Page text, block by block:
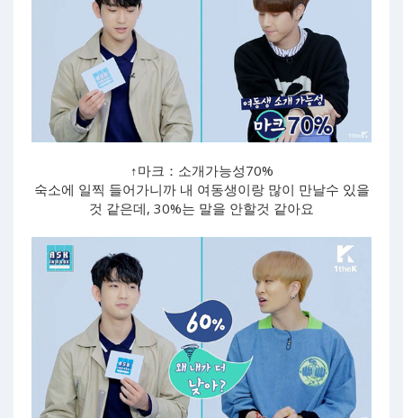
↑마크：소개가능성70%
숙소에 일찍 들어가니까 내 여동생이랑 많이 만날수 있을
것 같은데, 30%는 말을 안할것 같아요